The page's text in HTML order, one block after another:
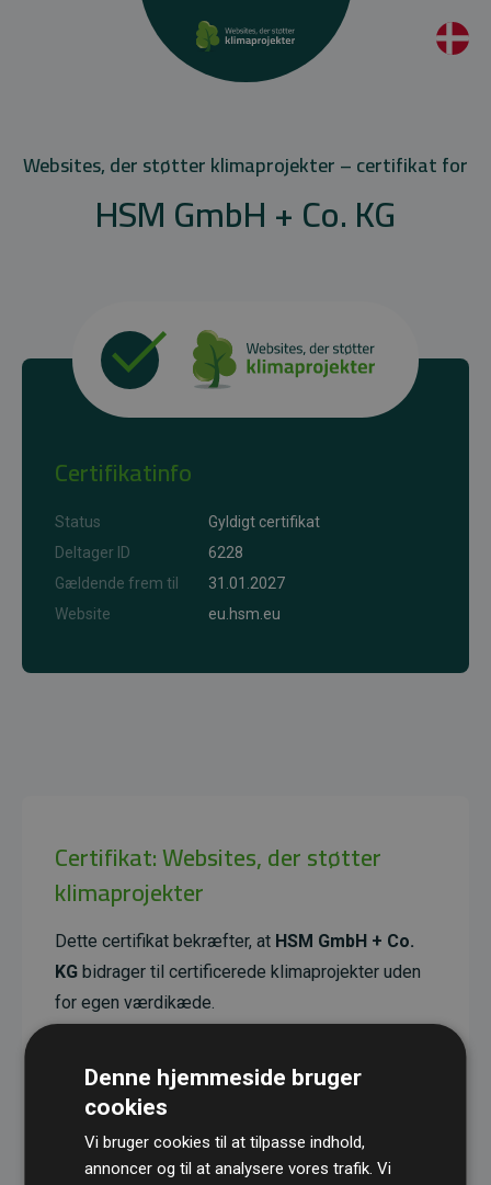
Websites, der støtter klimaprojekter – certifikat for
HSM GmbH + Co. KG
Certifikatinfo
Status
Gyldigt certifikat
Deltager ID
6228
Gældende frem til
31.01.2027
Website
eu.hsm.eu
Certifikat: Websites, der støtter
klimaprojekter
Dette certifikat bekræfter, at HSM GmbH + Co.
KG bidrager til certificerede klimaprojekter uden
for egen værdikæde.
reducerende effekt, som i gennemsnit svarer til
dobbelt så meget CO₂ som den estimerede
Alle projekter er verificeret gennem Gold
Denne hjemmeside bruger
cookies
Vi bruger cookies til at tilpasse indhold,
annoncer og til at analysere vores trafik. Vi